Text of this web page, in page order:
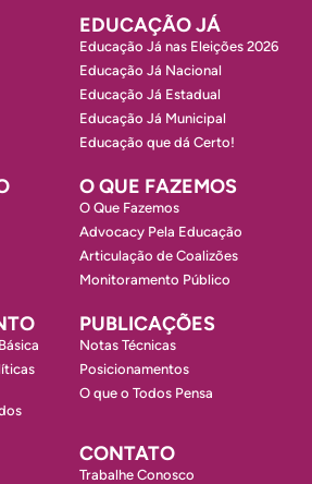
EDUCAÇÃO JÁ
Educação Já nas Eleições 2026
Educação Já Nacional
Educação Já Estadual
Educação Já Municipal
Educação que dá Certo!
O QUE FAZEMOS
O Que Fazemos
Advocacy Pela Educação
Articulação de Coalizões
Monitoramento Público
PUBLICAÇÕES
Notas Técnicas
Posicionamentos
O que o Todos Pensa
CONTATO
Trabalhe Conosco